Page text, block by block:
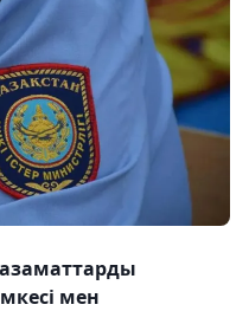
мен